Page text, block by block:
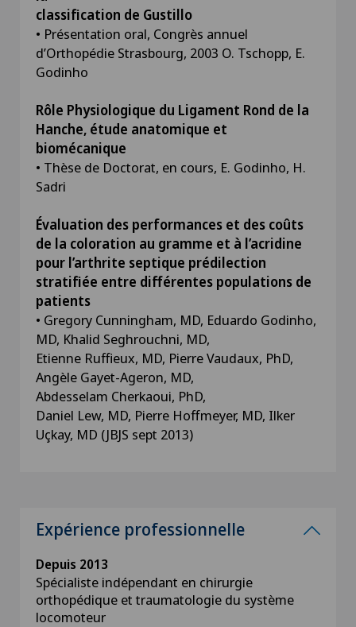
classification de Gustillo
• Présentation oral, Congrès annuel
d’Orthopédie Strasbourg, 2003 O. Tschopp, E.
Godinho
Rôle Physiologique du Ligament Rond de la
Hanche, étude anatomique et
biomécanique
• Thèse de Doctorat, en cours, E. Godinho, H.
Sadri
Évaluation des performances et des coûts
de la coloration au gramme et à l’acridine
pour l’arthrite septique prédilection
stratifiée entre différentes populations de
patients
• Gregory Cunningham, MD, Eduardo Godinho,
MD, Khalid Seghrouchni, MD,
Etienne Ruffieux, MD, Pierre Vaudaux, PhD,
Angèle Gayet-Ageron, MD,
Abdesselam Cherkaoui, PhD,
Daniel Lew, MD, Pierre Hoffmeyer, MD, Ilker
Uçkay, MD (JBJS sept 2013)
Expérience professionnelle
Depuis 2013
Spécialiste indépendant en chirurgie
orthopédique et traumatologie du système
locomoteur